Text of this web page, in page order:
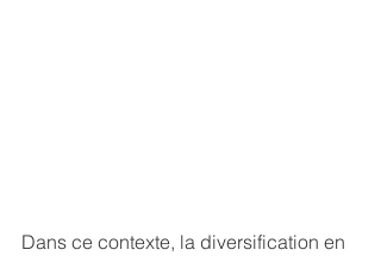
Dans ce contexte, la diversification en